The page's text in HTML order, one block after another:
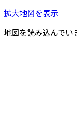
拡大地図を表示
地図を読み込んでい